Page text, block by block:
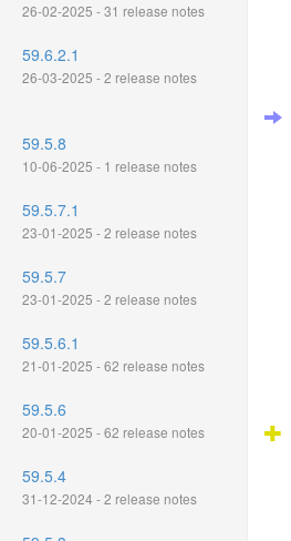
26-02-2025 - 31 release notes
59.6.2.1
26-03-2025 - 2 release notes
59.5.8
10-06-2025 - 1 release notes
59.5.7.1
23-01-2025 - 2 release notes
59.5.7
23-01-2025 - 2 release notes
59.5.6.1
21-01-2025 - 62 release notes
59.5.6
20-01-2025 - 62 release notes
59.5.4
31-12-2024 - 2 release notes